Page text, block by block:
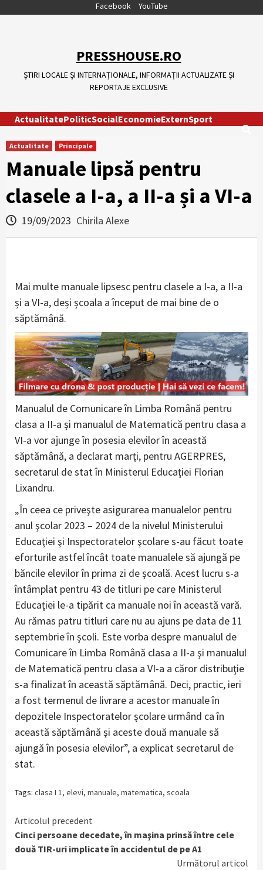
Facebook YouTube
PRESSHOUSE.RO
ȘTIRI LOCALE ȘI INTERNAȚIONALE, INFORMAȚII ACTUALIZATE ȘI
REPORTAJE EXCLUSIVE
ActualitatePoliticSocialEconomieExternSport
Actualitate Principale
Manuale lipsă pentru
clasele a I-a, a II-a și a VI-a
19/09/2023 Chirila Alexe
Mai multe manuale lipsesc pentru clasele a I-a, a II-a
și a VI-a, deși școala a început de mai bine de o
săptămână.
Manualul de Comunicare în Limba Română pentru
clasa a II-a şi manualul de Matematică pentru clasa a
VI-a vor ajunge în posesia elevilor în această
săptămână, a declarat marţi, pentru AGERPRES,
secretarul de stat în Ministerul Educaţiei Florian
Lixandru.
„În ceea ce priveşte asigurarea manualelor pentru
anul şcolar 2023 – 2024 de la nivelul Ministerului
Educaţiei şi Inspectoratelor şcolare s-au făcut toate
eforturile astfel încât toate manualele să ajungă pe
băncile elevilor în prima zi de şcoală. Acest lucru s-a
întâmplat pentru 43 de titluri pe care Ministerul
Educaţiei le-a tipărit ca manuale noi în această vară.
Au rămas patru titluri care nu au ajuns pe data de 11
septembrie în şcoli. Este vorba despre manualul de
Comunicare în Limba Română clasa a II-a şi manualul
de Matematică pentru clasa a VI-a a căror distribuţie
s-a finalizat în această săptămână. Deci, practic, ieri
a fost termenul de livrare a acestor manuale în
depozitele Inspectoratelor şcolare urmând ca în
această săptămână şi aceste două manuale să
ajungă în posesia elevilor”, a explicat secretarul de
stat.
Tags: clasa I 1, elevi, manuale, matematica, scoala
Continue
Reading
Articolul precedent
Cinci persoane decedate, în maşina prinsă între cele
două TIR-uri implicate în accidentul de pe A1
Următorul articol